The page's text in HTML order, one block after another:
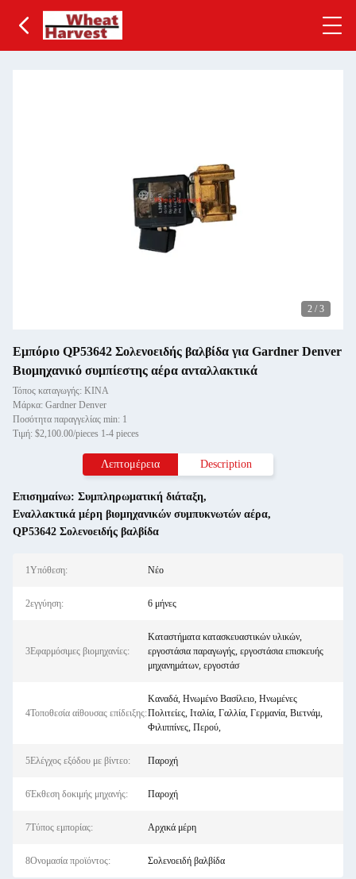
2 / 3
Εμπόριο QP53642 Σολενοειδής βαλβίδα για Gardner Denver
Βιομηχανικό συμπίεστης αέρα ανταλλακτικά
Τόπος καταγωγής: ΚΙΝΑ
Μάρκα: Gardner Denver
Ποσότητα παραγγελίας min: 1
Τιμή: $2,100.00/pieces 1-4 pieces
Λεπτομέρεια Description
Επισημαίνω: Συμπληρωματική διάταξη,
Εναλλακτικά μέρη βιομηχανικών συμπυκνωτών αέρα,
QP53642 Σολενοειδής βαλβίδα
1Υπόθεση: Νέο
2εγγύηση: 6 μήνες
3Εφαρμόσιμες βιομηχανίες:
Καταστήματα κατασκευαστικών υλικών,
εργοστάσια παραγωγής, εργοστάσια επισκευής
μηχανημάτων, εργοστάσ
4Τοποθεσία αίθουσας επίδειξης:
Καναδά, Ηνωμένο Βασίλειο, Ηνωμένες
Πολιτείες, Ιταλία, Γαλλία, Γερμανία, Βιετνάμ,
Φιλιππίνες, Περού,
5Ελέγχος εξόδου με βίντεο: Παροχή
6Έκθεση δοκιμής μηχανής: Παροχή
7Τύπος εμπορίας: Αρχικά μέρη
8Ονομασία προϊόντος: Σολενοειδή βαλβίδα